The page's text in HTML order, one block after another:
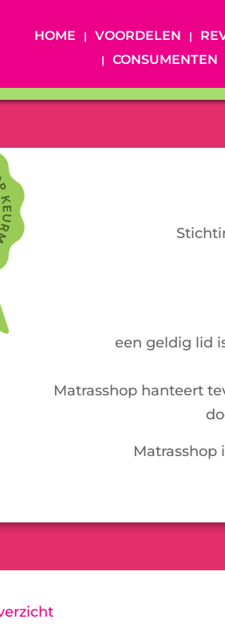
HOME VOORDELEN
CONSUMENTEN
een geldig lid
Matrasshop hanteert
Matrasshop